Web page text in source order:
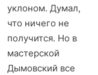
уклоном. Думал,
что ничего не
получится. Но в
мастерской
Дымовский все